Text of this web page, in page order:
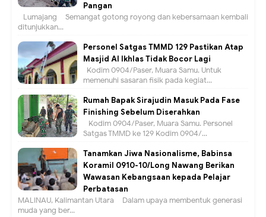
Pangan
Lumajang – Semangat gotong royong dan kebersamaan kembali
ditunjukkan...
Personel Satgas TMMD 129 Pastikan Atap
Masjid Al Ikhlas Tidak Bocor Lagi
Kodim 0904/Paser, Muara Samu. Untuk
memenuhi sasaran fisik pada kegiat...
Rumah Bapak Sirajudin Masuk Pada Fase
Finishing Sebelum Diserahkan
Kodim 0904/Paser, Muara Samu. Personel
Satgas TMMD ke 129 Kodim 0904/...
Tanamkan Jiwa Nasionalisme, Babinsa
Koramil 0910-10/Long Nawang Berikan
Wawasan Kebangsaan kepada Pelajar
Perbatasan
MALINAU, Kalimantan Utara – Dalam upaya membentuk generasi
muda yang ber...